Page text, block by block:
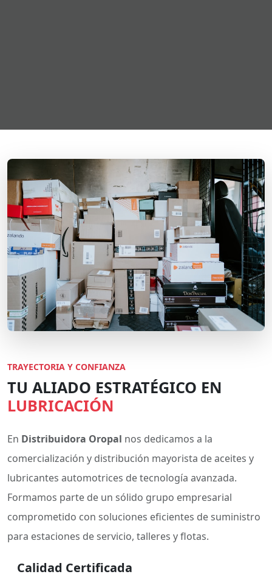
TRAYECTORIA Y CONFIANZA
TU ALIADO ESTRATÉGICO EN
LUBRICACIÓN
En Distribuidora Oropal nos dedicamos a la
comercialización y distribución mayorista de aceites y
lubricantes automotrices de tecnología avanzada.
Formamos parte de un sólido grupo empresarial
comprometido con soluciones eficientes de suministro
para estaciones de servicio, talleres y flotas.
Calidad Certificada